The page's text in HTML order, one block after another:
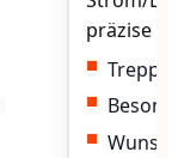
präzise